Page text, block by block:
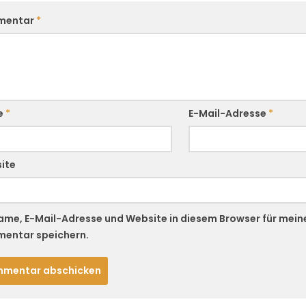
*
* E-Mail-Adresse *
E-Mail-Adresse und Website in diesem Browser für
speichern.